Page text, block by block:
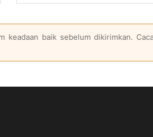
keadaan baik sebelum dikirimkan.